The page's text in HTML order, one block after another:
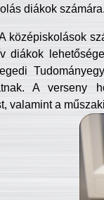
diákok számára.
középiskolások
diákok
A verseny
valamint a